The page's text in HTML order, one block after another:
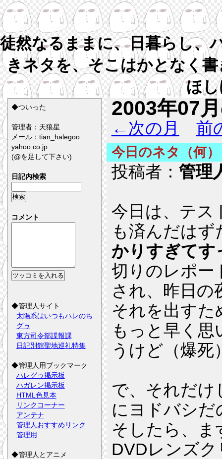
徒然なるままに、日暮らし、
きネタを、そこはかとなく
ほ
2003年07
←次の月 前
今日のネタ（何）
投稿者： 管理
今日は、テス
も済んだは
かりすぎてす
切りのレポー
され、昨日の
それを出すた
もっと早く
うけど（爆死
で、それだけ
にヨドバシだ
そしたら、ま
DVDレンズ
◆ついった
管理者：天狼星
メール：tian_halegoo
yahoo.co.jp
(@を足して下さい)
日記内検索
コメント
◆管理人サイト
太陽系はいつもハレのち
グゥ
東方司令部諜報課
日記別館聖地巡礼特集
◆管理人用ブックマーク
ハレグゥ掲示板
ハガレン掲示板
HTML色見本
リンクコーナー
アンテナ
管理人おすすめリンク
管理用
◆管理人とアニメ